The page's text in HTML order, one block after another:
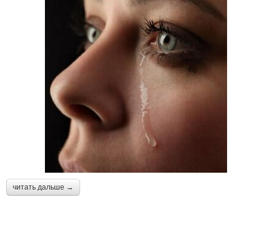
читать дальше →